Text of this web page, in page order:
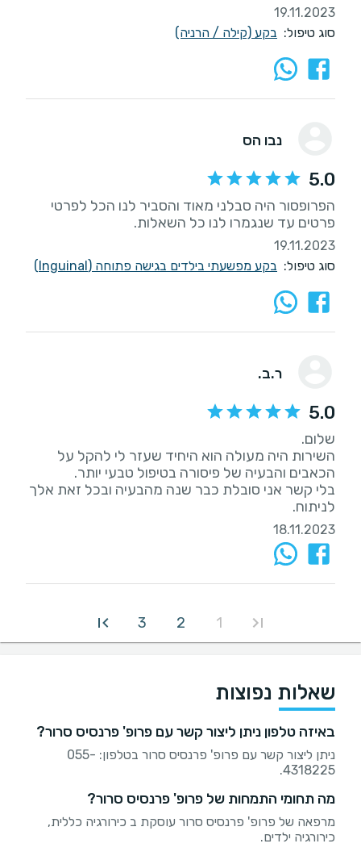
19.11.2023
סוג טיפול: בקע (קילה / הרניה)
נבו הס
5.0
הפרופסור היה סבלני מאוד והסביר לנו הכל לפרטי
פרטים עד שנגמרו לנו כל השאלות.
19.11.2023
סוג טיפול: בקע מפשעתי בילדים בגישה פתוחה (Inguinal)
ר.ב.
5.0
השירות היה מעולה הוא היחיד שעזר לי להקל על
בלי קשר אני סובלת כבר שנה מהבעיה ובכל זאת אלך
לניתוח.
18.11.2023
1
2
3
שאלות נפוצות
באיזה טלפון ניתן ליצור קשר עם פרופ' פרנסיס סרור?
ניתן ליצור קשר עם פרופ' פרנסיס סרור בטלפון: 055-
4318225.
מה תחומי התמחות של פרופ' פרנסיס סרור?
מרפאה של פרופ' פרנסיס סרור עוסקת ב כירורגיה כללית,
כירורגיה ילדים.